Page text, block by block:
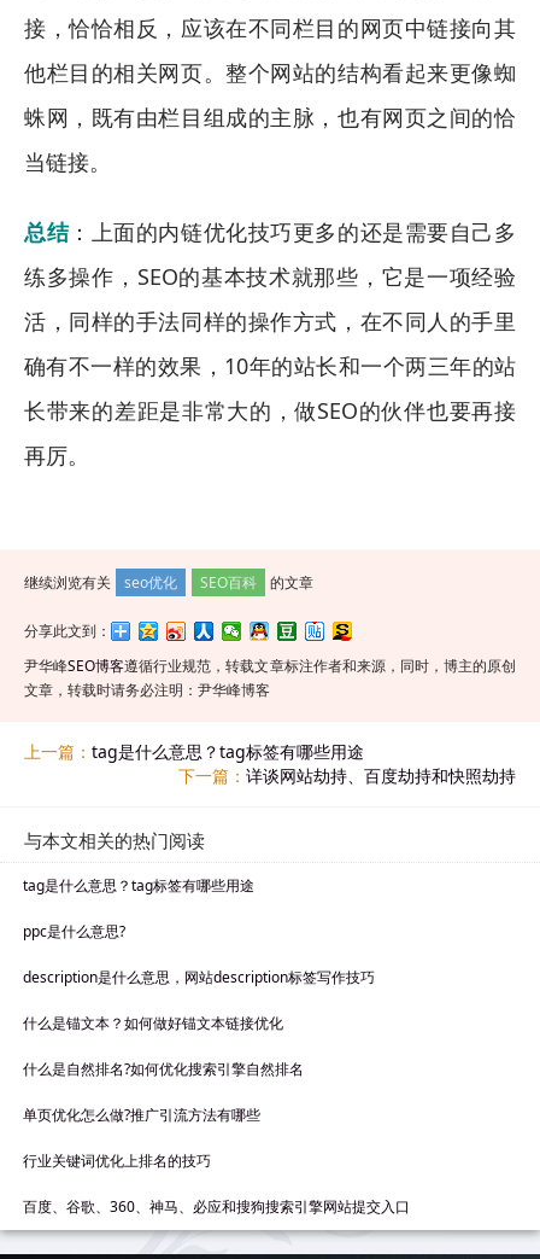
接，恰恰相反，应该在不同栏目的网页中链接向其
他栏目的相关网页。整个网站的结构看起来更像蜘
蛛网，既有由栏目组成的主脉，也有网页之间的恰
当链接。
总结：上面的内链优化技巧更多的还是需要自己多
练多操作，SEO的基本技术就那些，它是一项经验
活，同样的手法同样的操作方式，在不同人的手里
确有不一样的效果，10年的站长和一个两三年的站
长带来的差距是非常大的，做SEO的伙伴也要再接
再厉。
继续浏览有关 seo优化 SEO百科 的文章
分享此文到：
尹华峰SEO博客遵循行业规范，转载文章标注作者和来源，同时，博主的原创
文章，转载时请务必注明：尹华峰博客
上一篇： tag是什么意思？tag标签有哪些用途
下一篇： 详谈网站劫持、百度劫持和快照劫持
与本文相关的热门阅读
tag是什么意思？tag标签有哪些用途
ppc是什么意思?
description是什么意思，网站description标签写作技巧
什么是锚文本？如何做好锚文本链接优化
什么是自然排名?如何优化搜索引擎自然排名
单页优化怎么做?推广引流方法有哪些
行业关键词优化上排名的技巧
百度、谷歌、360、神马、必应和搜狗搜索引擎网站提交入口